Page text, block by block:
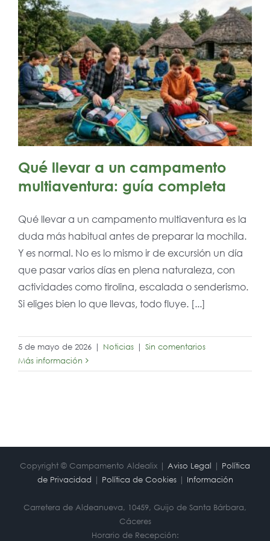
Qué llevar a un campamento
multiaventura: guía completa
Qué llevar a un campamento multiaventura es la
duda más habitual antes de preparar la mochila.
Y es normal. No es lo mismo ir de excursión un día
que pasar varios días en plena naturaleza, con
actividades como tirolina, escalada o senderismo.
Si eliges bien lo que llevas, todo fluye. [...]
5 de mayo de 2026 | Noticias | Sin comentarios
Más información
Copyright © Campamento Aldealix | Aviso Legal | Política
de Privacidad | Política de Cookies| Información
Carretera de Aldeanueva, 10459, Guijo de Santa Bárbara,
Cáceres
Horario de Recepción: